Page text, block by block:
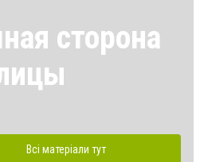
сторона
Всі матеріали тут